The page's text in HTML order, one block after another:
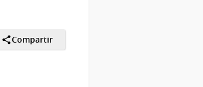
Compartir